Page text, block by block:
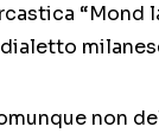
“Mond
non